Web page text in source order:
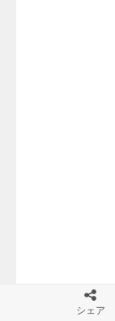
ラ
シェア